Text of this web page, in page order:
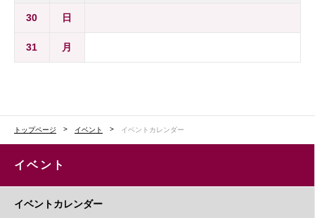
30 日
31 月
トップページ イベント イベントカレンダー
イベント
イベントカレンダー